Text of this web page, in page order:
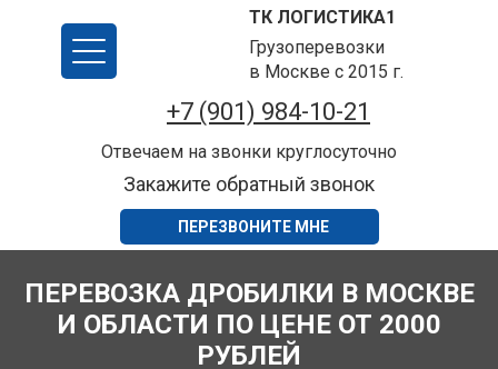
ТК ЛОГИСТИКА1
Грузоперевозки
в Москве с 2015 г.
+7 (901) 984-10-21
Отвечаем на звонки круглосуточно
Закажите обратный звонок
ПЕРЕЗВОНИТЕ МНЕ
ПЕРЕВОЗКА ДРОБИЛКИ В МОСКВЕ
И ОБЛАСТИ ПО ЦЕНЕ ОТ 2000
РУБЛЕЙ